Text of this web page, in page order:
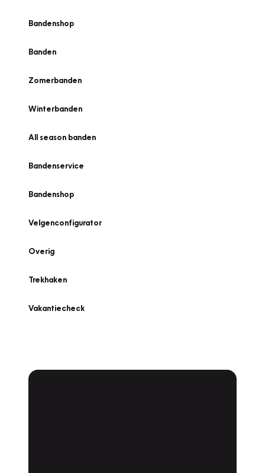
Bandenshop
Banden
Zomerbanden
Winterbanden
All season banden
Bandenservice
Bandenshop
Velgenconfigurator
Overig
Trekhaken
Vakantiecheck